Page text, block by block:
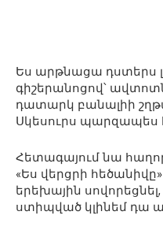
Ես արթնացա դստերս
գիշերանոցով՝
դատարկ բանալիի
Սկեսուրս պարզապես
Հետագայում նա
«Ես վերցրի
երեխային
ստիպված կլինեմ դա